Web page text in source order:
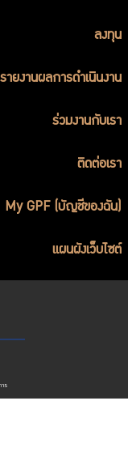
ลงทุน
รายงานผลการดำเนินงาน
ร่วมงานกับเรา
ติดต่อเรา
My GPF (บัญชีของฉัน)
แผนผังเว็บไซต์
าร